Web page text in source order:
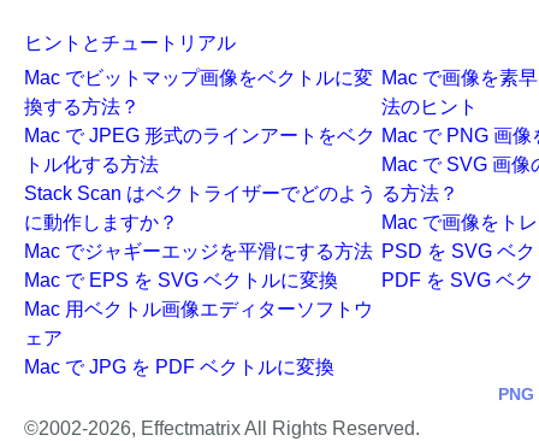
ヒントとチュートリアル
Mac でビットマップ画像をベクトルに変
換する方法？
Mac で JPEG 形式のラインアートをベク
トル化する方法
Stack Scan はベクトライザーでどのよう
に動作しますか？
Mac でジャギーエッジを平滑にする方法
Mac で EPS を SVG ベクトルに変換
Mac 用ベクトル画像エディターソフトウ
ェア
Mac で JPG を PDF ベクトルに変換
Mac で画像を素
法のヒント
Mac で PNG 画
Mac で SVG 画
る方法？
Mac で画像をト
PSD を SVG ベ
PDF を SVG ベ
©2002-2026, Effectmatrix All Rights Reserved.